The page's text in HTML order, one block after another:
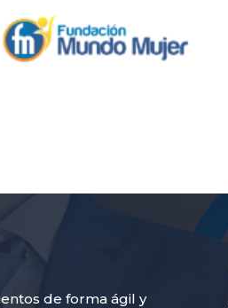
de forma ágil y